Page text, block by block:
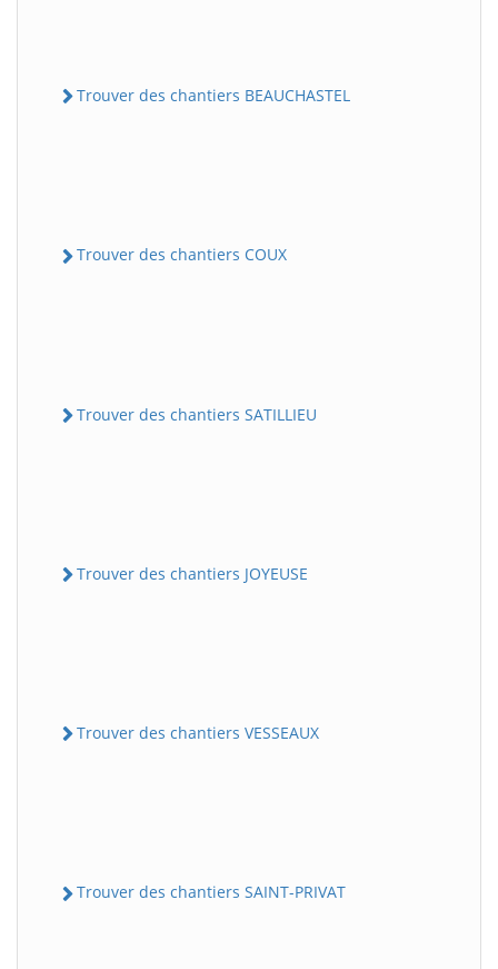
Trouver des chantiers BEAUCHASTEL
Trouver des chantiers COUX
Trouver des chantiers SATILLIEU
Trouver des chantiers JOYEUSE
Trouver des chantiers VESSEAUX
Trouver des chantiers SAINT-PRIVAT